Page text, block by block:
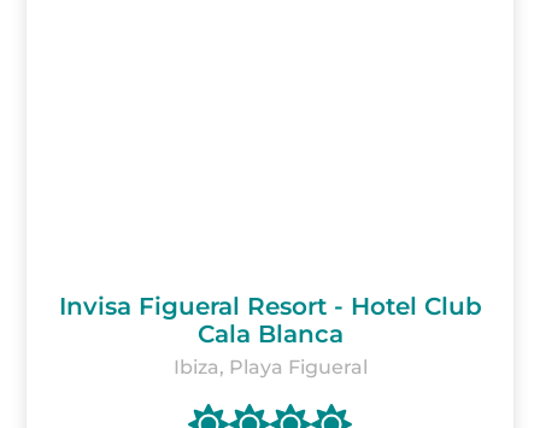
Invisa Figueral Resort - Hotel Club
Cala Blanca
Ibiza, Playa Figueral